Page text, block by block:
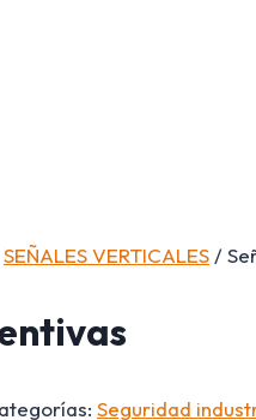
SEÑALES VERTICALES /
Seguridad